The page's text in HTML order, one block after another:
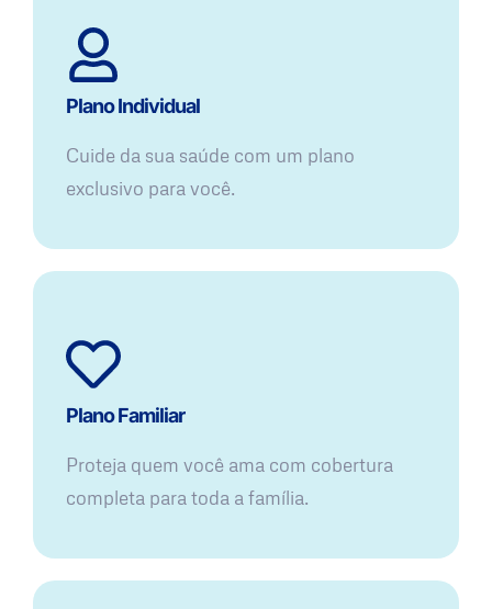
Plano Individual
Cuide da sua saúde com um plano
exclusivo para você.
Plano Familiar
Proteja quem você ama com cobertura
completa para toda a família.